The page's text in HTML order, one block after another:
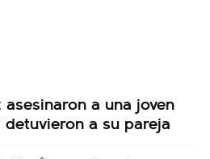
a una joven
a su pareja